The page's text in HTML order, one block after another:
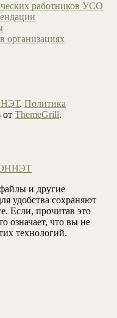
работников УСО
организациях
. Политика
от ThemeGrill.
и другие
удобства сохраняют
Если, прочитав это
означает, что вы не
технологий.